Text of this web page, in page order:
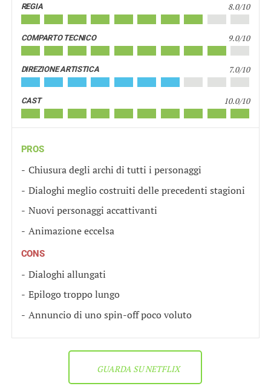
REGIA 8.0/10
COMPARTO TECNICO 9.0/10
DIREZIONE ARTISTICA 7.0/10
CAST 10.0/10
PROS
Chiusura degli archi di tutti i personaggi
Dialoghi meglio costruiti delle precedenti stagioni
Nuovi personaggi accattivanti
Animazione eccelsa
CONS
Dialoghi allungati
Epilogo troppo lungo
Annuncio di uno spin-off poco voluto
GUARDA SU NETFLIX